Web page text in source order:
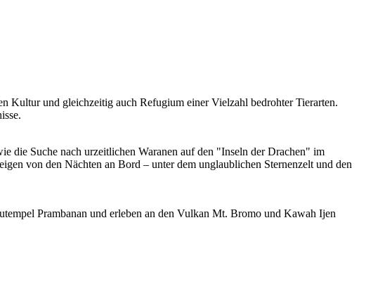
Kultur und gleichzeitig auch Refugium einer Vielzahl bedrohter Tierarten.
die Suche nach urzeitlichen Waranen auf den "Inseln der Drachen" im
von den Nächten an Bord – unter dem unglaublichen Sternenzelt und den
Prambanan und erleben an den Vulkan Mt. Bromo und Kawah Ijen